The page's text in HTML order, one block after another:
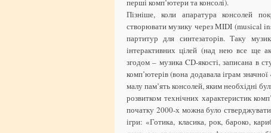
перші комп’ютери та консолі).
Пізніше, коли апаратура консолей
створювати музику через MIDI (musical
партитур для синтезаторів. Таку
інтерактивних цілей (над нею все ще
згодом – музика CD-якості, записана в
комп’ютерів (вона додавала іграм
малу пам’ять консолей, яким необхідні
розвитком технічних характеристик
початку 2000-х можна було
ігри: «Готика, класика, рок, бароко,